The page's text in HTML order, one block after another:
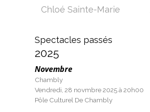
Spectacles passés
2025
Novembre
Chambly
Vendredi, 28 novmbre 2025 à 20h00
Pôle Culturel De Chambly
Chloé Sainte-Marie